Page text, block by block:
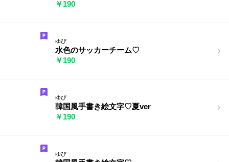
￥190
ゆぴ
水色のサッカーチーム♡
￥190
ゆぴ
韓国風手書き絵文字♡夏ver
￥190
ゆぴ